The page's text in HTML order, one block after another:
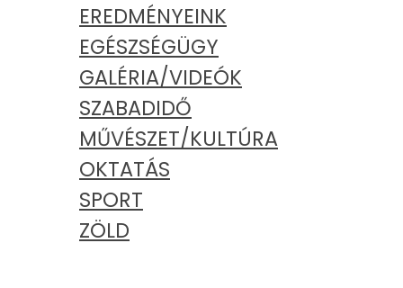
EREDMÉNYEINK
EGÉSZSÉGÜGY
GALÉRIA/VIDEÓK
SZABADIDŐ
MŰVÉSZET/KULTÚRA
OKTATÁS
SPORT
ZÖLD